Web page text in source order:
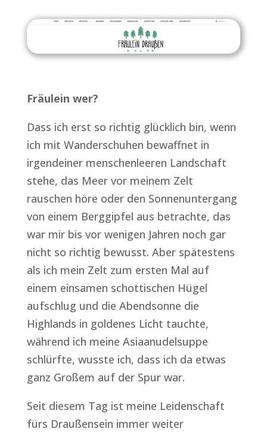
Fräulein wer?
Dass ich erst so richtig glücklich bin, wenn
ich mit Wanderschuhen bewaffnet in
irgendeiner menschenleeren Landschaft
stehe, das Meer vor meinem Zelt
rauschen höre oder den Sonnenuntergang
von einem Berggipfel aus betrachte, das
war mir bis vor wenigen Jahren noch gar
nicht so richtig bewusst. Aber spätestens
als ich mein Zelt zum ersten Mal auf
einem einsamen schottischen Hügel
aufschlug und die Abendsonne die
Highlands in goldenes Licht tauchte,
während ich meine Asiaanudelsuppe
schlürfte, wusste ich, dass ich da etwas
ganz Großem auf der Spur war.
Seit diesem Tag ist meine Leidenschaft
fürs Draußensein immer weiter